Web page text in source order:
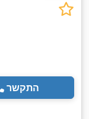
התקשר